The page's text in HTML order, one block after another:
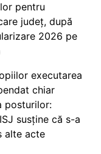
pentru
județ, după
2026 pe
executarea
chiar
posturilor:
susține că s-a
alte acte